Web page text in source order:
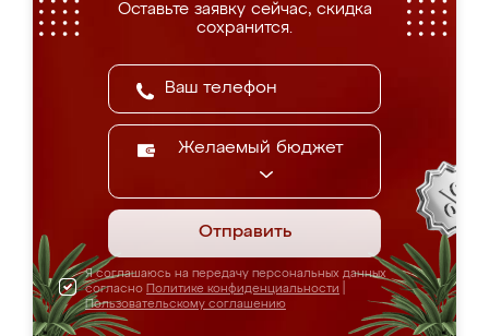
Оставьте заявку сейчас, скидка
сохранится.
Желаемый бюджет
Отправить
Я соглашаюсь на передачу персональных данных
согласно Политике конфиденциальности
Пользовательскому соглашению